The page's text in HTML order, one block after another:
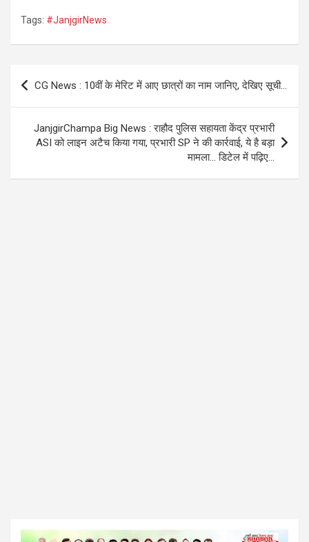
a
ce
o
k
wi
tt at
A
p
a
Tags: #JanjgirNews
Post
navigation
CG News : 10वीं के मेरिट में आए छात्रों का नाम जानिए, देखिए सूची…
JanjgirChampa Big News : राहौद पुलिस सहायता केंद्र प्रभारी
ASI को लाइन अटैच किया गया, प्रभारी SP ने की कार्रवाई, ये है बड़ा
मामला… डिटेल में पढ़िए…